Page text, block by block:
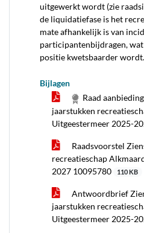
uitgewerkt wordt (zie
de liquidatiefase is het
mate afhankelijk is van
participantenbijdragen,
positie kwetsbaarder wordt.
Bijlagen
Raad
jaarstukken
Uitgeestermeer 2025-
Raadsvoorstel
recreatieschap
2027 10095780
110 KB
Antwoordbrief
jaarstukken
Uitgeestermeer 2025-